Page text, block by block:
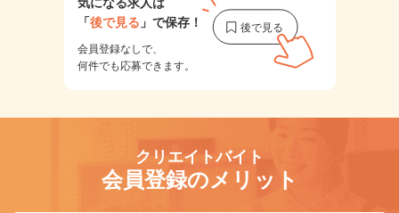
「後で見る 」で保存！
会員登録なしで、
何件でも応募できます。
クリエイトバイト
会員登録のメリット